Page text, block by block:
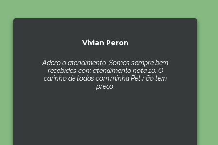
Vivian Peron
Adoro o atendimento .Somos sempre bem
recebidas com atendimento nota 10. O
carinho de todos com minha Pet não tem
preço.